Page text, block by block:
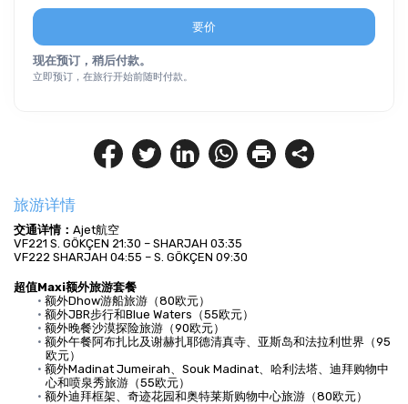
旅游详情
交通详情： Ajet航空
VF221 S. GÖKÇEN 21:30 – SHARJAH 03:35
VF222 SHARJAH 04:55 – S. GÖKÇEN 09:30
超值Maxi额外旅游套餐
额外Dhow游船旅游（80欧元）
额外JBR步行和Blue Waters（55欧元）
额外晚餐沙漠探险旅游（90欧元）
额外午餐阿布扎比及谢赫扎耶德清真寺、亚斯岛和法拉利世界（95
欧元）
额外Madinat Jumeirah、Souk Madinat、哈利法塔、迪拜购物中
心和喷泉秀旅游（55欧元）
额外迪拜框架、奇迹花园和奥特莱斯购物中心旅游（80欧元）
要价
现在预订，稍后付款。
立即预订，在旅行开始前随时付款。